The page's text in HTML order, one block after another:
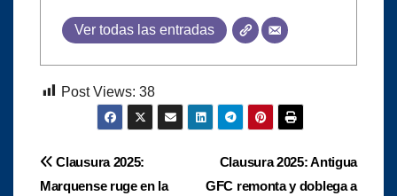
Ver todas las entradas
Post Views: 38
Navegación
Clausura 2025: Antigua
GFC remonta y doblega a
Clausura 2025:
Marquense ruge en la